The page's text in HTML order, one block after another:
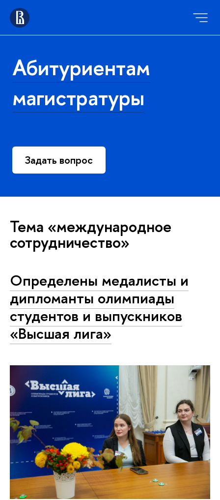
Абитуриентам
магистратуры
Задать вопрос
Тема «международное
сотрудничество»
Определены медалисты и
дипломанты олимпиады
студентов и выпускников
«Высшая лига»